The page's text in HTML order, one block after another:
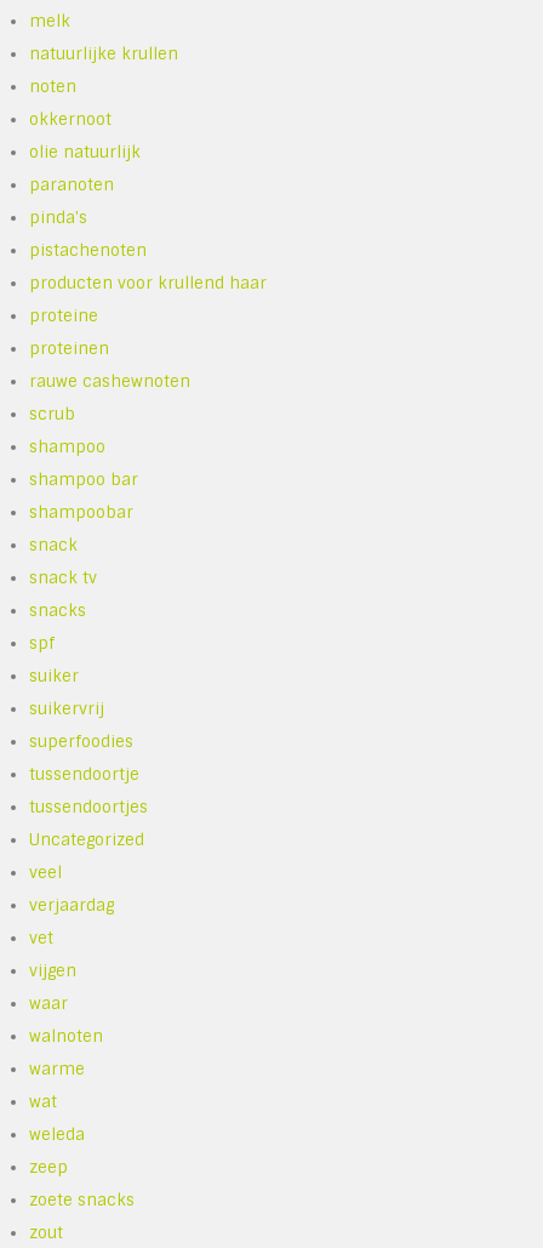
melk
natuurlijke krullen
noten
okkernoot
olie natuurlijk
paranoten
pinda's
pistachenoten
producten voor krullend haar
proteine
proteinen
rauwe cashewnoten
scrub
shampoo
shampoo bar
shampoobar
snack
snack tv
snacks
spf
suiker
suikervrij
superfoodies
tussendoortje
tussendoortjes
Uncategorized
veel
verjaardag
vet
vijgen
waar
walnoten
warme
wat
weleda
zeep
zoete snacks
zout